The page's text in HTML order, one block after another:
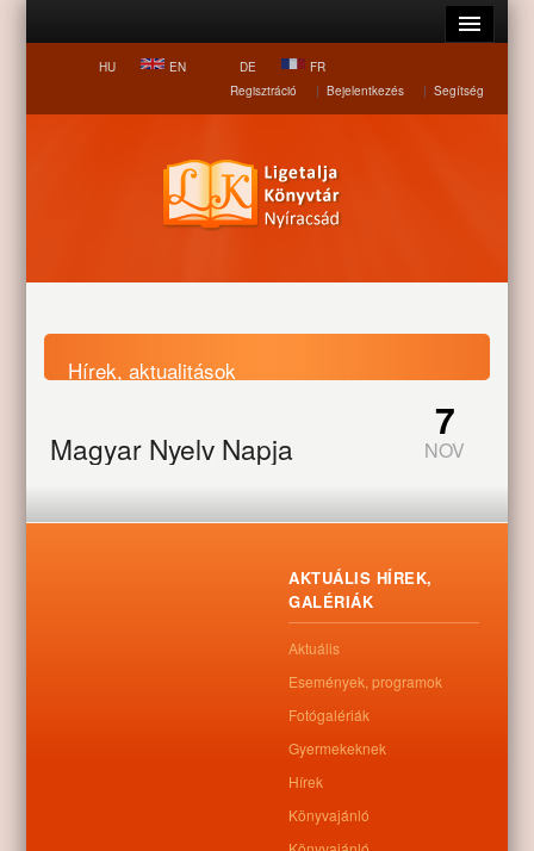
HU EN DE
FR
Regisztráció
| Bejelentkezés | Segítség
Hírek, aktualitások
Nyitólap Hírek, aktualitások Magyar Nyelv Napja
Magyar Nyelv Napja
7
NOV
AKTUÁLIS HÍREK,
GALÉRIÁK
Aktuális
Események, programok
Fotógalériák
Gyermekeknek
Hírek
Könyvajánló